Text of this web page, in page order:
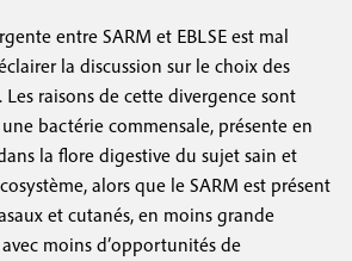
entre SARM et EBLSE est mal
la discussion sur le choix des
raisons de cette divergence sont
bactérie commensale, présente en
la flore digestive du sujet sain et
alors que le SARM est présent
et cutanés, en moins grande
moins d’opportunités de